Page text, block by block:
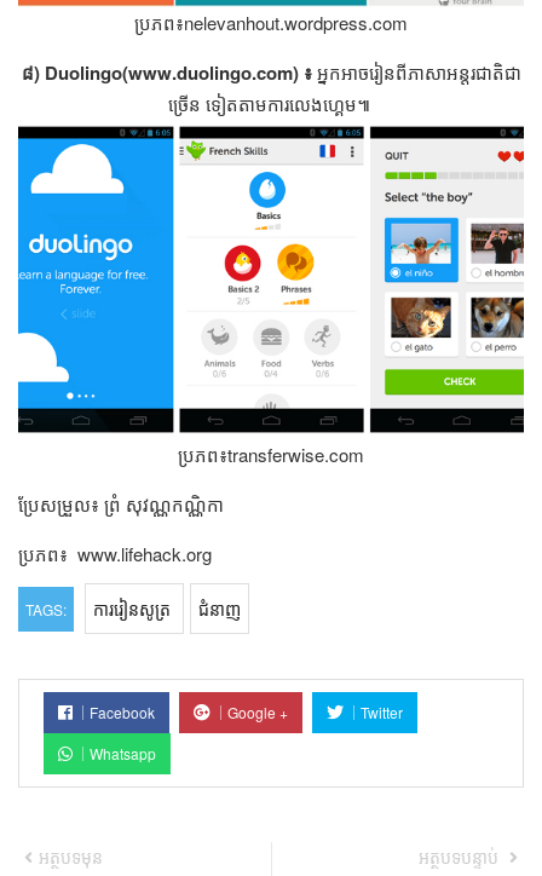
ប្រភព៖​nelevanhout.wordpress.com
៨) Duolingo(www.duolingo.com) ៖​អ្នក​អាច​រៀន​ពី​ភាសា​អន្តរជាតិ​ជា​
ច្រើន​ ​ទៀត​តាម​ការ​លេង​ហ្គេម​៕
ប្រភព៖​transferwise.com
ប្រែ​​សម្រួល​៖ ព្រំ សុវណ្ណកណ្ណិកា
ប្រភព៖ ​ www.lifehack.org
TAGS: ការរៀនសូត្រ ជំនាញ
Facebook Google +
Twitter
Whatsapp
អត្ថបទមុន អត្ថបទបន្ទាប់